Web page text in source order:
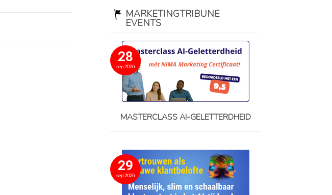
MARKETINGTRIBUNE
EVENTS
28
sep 2026
MASTERCLASS AI-GELETTERDHEID
29
sep 2026